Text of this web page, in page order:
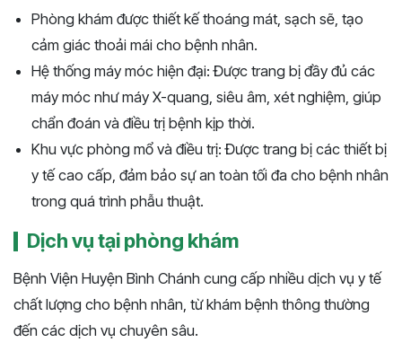
Phòng khám được thiết kế thoáng mát, sạch sẽ, tạo
cảm giác thoải mái cho bệnh nhân.
Hệ thống máy móc hiện đại: Được trang bị đầy đủ các
máy móc như máy X-quang, siêu âm, xét nghiệm, giúp
chẩn đoán và điều trị bệnh kịp thời.
Khu vực phòng mổ và điều trị: Được trang bị các thiết bị
y tế cao cấp, đảm bảo sự an toàn tối đa cho bệnh nhân
trong quá trình phẫu thuật.
Dịch vụ tại phòng khám
Bệnh Viện Huyện Bình Chánh cung cấp nhiều dịch vụ y tế
chất lượng cho bệnh nhân, từ khám bệnh thông thường
đến các dịch vụ chuyên sâu.